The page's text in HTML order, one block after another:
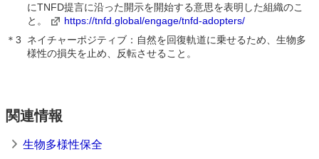
にTNFD提言に沿った開示を開始する意思を表明した組織のこ
と。
https://tnfd.global/engage/tnfd-adopters/
＊3
ネイチャーポジティブ：自然を回復軌道に乗せるため、生物多
様性の損失を止め、反転させること。
関連情報
生物多様性保全